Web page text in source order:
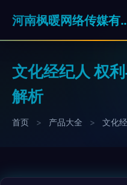
河南枫暖网
文化经纪人 权
解析
首页 > 产品大全 > 文化